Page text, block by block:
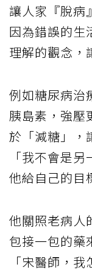
讓人家『脫病
因為錯誤的生
理解的觀念，
例如糖尿病治
胰島素，強壓
於「減糖」，
「我不會是
他給自己的目
他關照老病人
包接一包的藥
「宋醫師，